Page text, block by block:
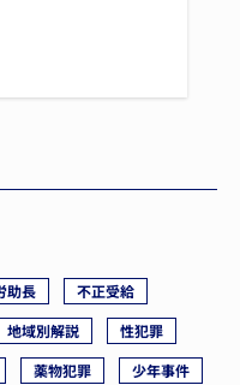
助長
不正受給
地域別解説
性犯罪
薬物犯罪
少年事件